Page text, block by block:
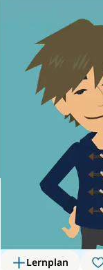
Lernplan